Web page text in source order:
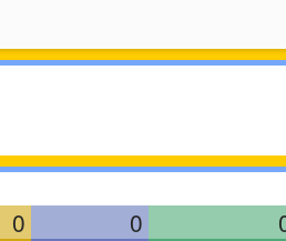
0 0